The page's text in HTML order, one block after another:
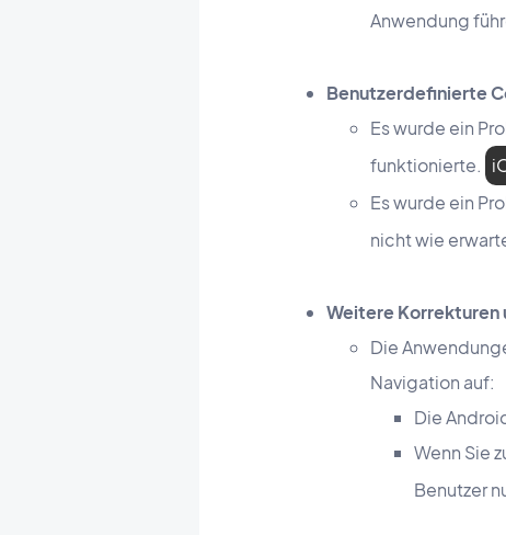
Anwendung
Benutzerdefinierte
Es wurde ein
funktionierte.
Es wurde ein
nicht wie
Weitere Korrekturen
Die
Navigation auf:
Die
Wenn Sie
Benutzer